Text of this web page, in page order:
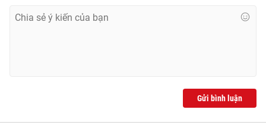
Gửi bình luận